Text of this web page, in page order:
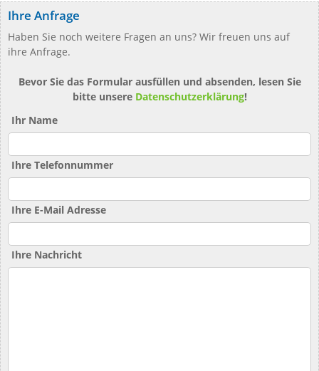
Ihre Anfrage
Haben Sie noch weitere Fragen an uns? Wir freuen uns auf
ihre Anfrage.
Bevor Sie das Formular ausfüllen und absenden, lesen Sie
bitte unsere Datenschutzerklärung!
Ihr Name
Ihre Telefonnummer
Ihre E-Mail Adresse
Ihre Nachricht